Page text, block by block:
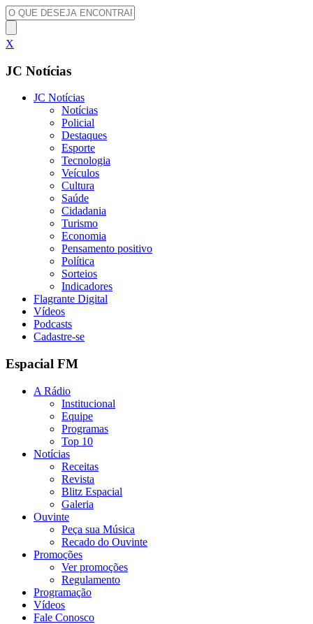
X
JC Notícias
JC Notícias
Notícias
Policial
Destaques
Esporte
Tecnologia
Veículos
Cultura
Saúde
Cidadania
Turismo
Economia
Pensamento positivo
Política
Sorteios
Indicadores
Flagrante Digital
Vídeos
Podcasts
Cadastre-se
Espacial FM
A Rádio
Institucional
Equipe
Programas
Top 10
Notícias
Receitas
Revista
Blitz Espacial
Galeria
Ouvinte
Peça sua Música
Recado do Ouvinte
Promoções
Ver promoções
Regulamento
Programação
Vídeos
Fale Conosco